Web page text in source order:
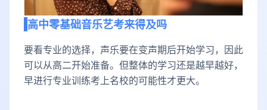
高中零基础音乐艺考来得及吗
要看专业的选择，声乐要在变声期后开始学习，因此
可以从高二开始准备。但整体的学习还是越早越好，
早进行专业训练考上名校的可能性才更大。